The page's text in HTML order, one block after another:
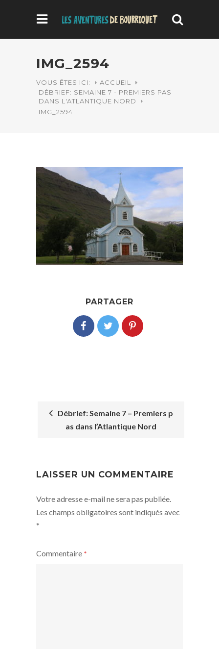
IMG_2594
VOUS ÊTES ICI:
ACCUEIL
DÉBRIEF: SEMAINE 7 - PREMIERS PAS
DANS L'ATLANTIQUE NORD
IMG_2594
PARTAGER
POST
Débrief: Semaine 7 – Premiers p
as dans l’Atlantique Nord
LAISSER UN COMMENTAIRE
Votre adresse e-mail ne sera pas publiée.
Les champs obligatoires sont indiqués avec
*
Commentaire *